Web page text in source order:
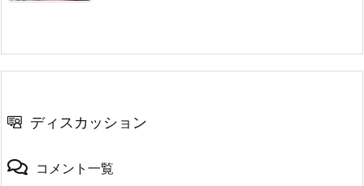
ディスカッション
コメント一覧